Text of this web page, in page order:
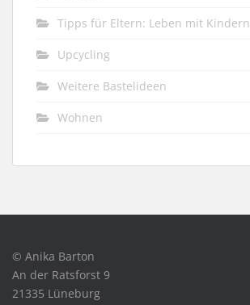
Tipps für Eltern: Leben mit Kindern
Upcycling
Weitere Bastelideen
Wohnen
© Anika Barton
An der Ratsforst 9
21335 Lüneburg